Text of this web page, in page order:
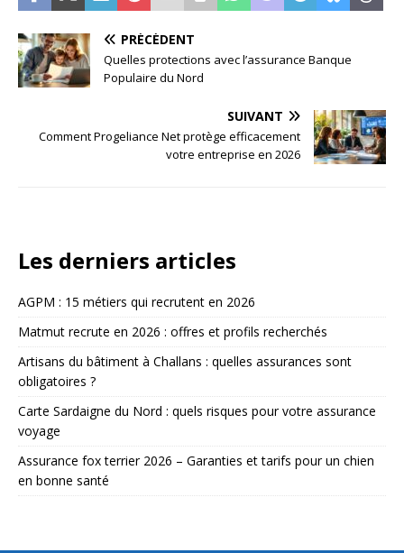
PRÉCÉDENT
Quelles protections avec l’assurance Banque
Populaire du Nord
SUIVANT
Comment Progeliance Net protège efficacement
votre entreprise en 2026
Les derniers articles
AGPM : 15 métiers qui recrutent en 2026
Matmut recrute en 2026 : offres et profils recherchés
Artisans du bâtiment à Challans : quelles assurances sont
obligatoires ?
Carte Sardaigne du Nord : quels risques pour votre assurance
voyage
Assurance fox terrier 2026 – Garanties et tarifs pour un chien
en bonne santé